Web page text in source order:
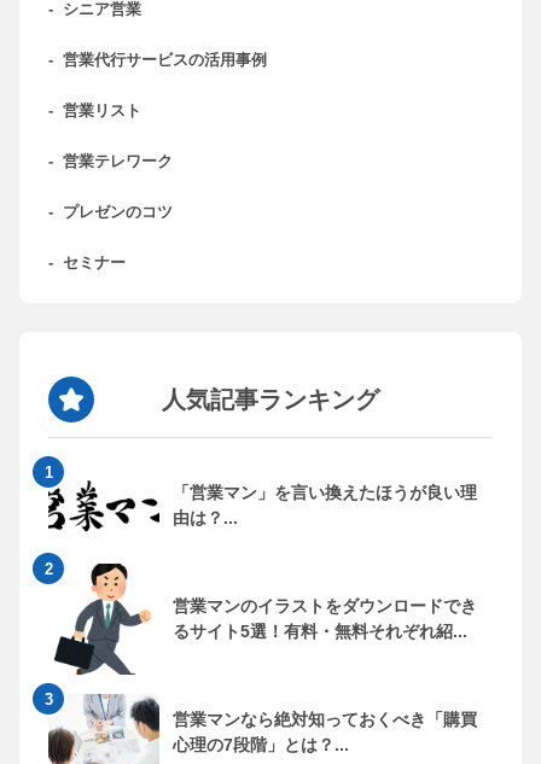
- シニア営業
- 営業代行サービスの活用事例
- 営業リスト
- 営業テレワーク
- プレゼンのコツ
- セミナー
人気記事ランキング
「営業マン」を言い換えたほうが良い理
由は？...
営業マンのイラストをダウンロードでき
るサイト5選！有料・無料それぞれ紹...
営業マンなら絶対知っておくべき「購買
心理の7段階」とは？...